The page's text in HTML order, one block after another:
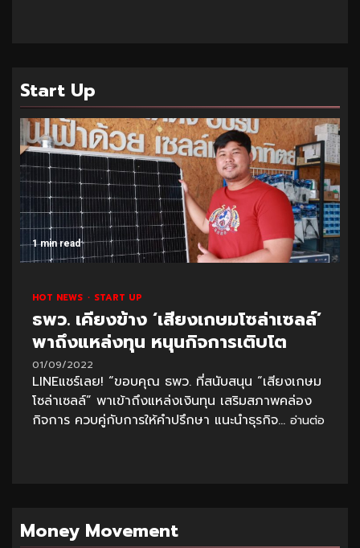
Start Up
1 min read
HOT NEWS START UP
ธพว. เคียงข้าง ‘เสียงเกษมโซล่าเซลล์’
พาถึงแหล่งทุน หนุนกิจการเติบโต
01/09/2022
LINEแชร์เลย! “ขอบคุณ ธพว. ที่สนับสนุน “เสียงเกษม
โซล่าเซลล์” พาเข้าถึงแหล่งเงินทุน เสริมสภาพคล่อง
กิจการ ควบคู่กับการให้คำปรึกษา แนะนำธุรกิจ... อ่านต่อ
Money Movement